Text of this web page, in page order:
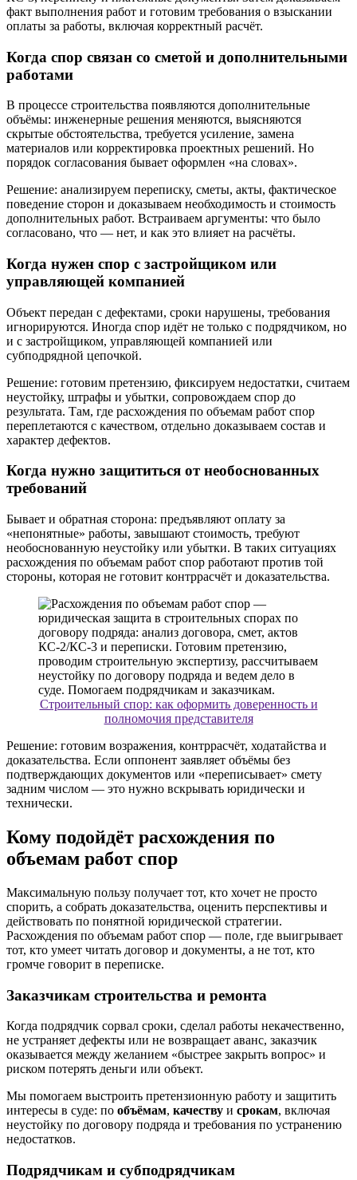
факт выполнения работ и готовим требования о взыскании
оплаты за работы, включая корректный расчёт.
Когда спор связан со сметой и дополнительными
работами
В процессе строительства появляются дополнительные
объёмы: инженерные решения меняются, выясняются
скрытые обстоятельства, требуется усиление, замена
материалов или корректировка проектных решений. Но
порядок согласования бывает оформлен «на словах».
Решение: анализируем переписку, сметы, акты, фактическое
поведение сторон и доказываем необходимость и стоимость
дополнительных работ. Встраиваем аргументы: что было
согласовано, что — нет, и как это влияет на расчёты.
Когда нужен спор с застройщиком или
управляющей компанией
Объект передан с дефектами, сроки нарушены, требования
игнорируются. Иногда спор идёт не только с подрядчиком, но
и с застройщиком, управляющей компанией или
субподрядной цепочкой.
Решение: готовим претензию, фиксируем недостатки, считаем
неустойку, штрафы и убытки, сопровождаем спор до
результата. Там, где расхождения по объемам работ спор
переплетаются с качеством, отдельно доказываем состав и
характер дефектов.
Когда нужно защититься от необоснованных
требований
Бывает и обратная сторона: предъявляют оплату за
«непонятные» работы, завышают стоимость, требуют
необоснованную неустойку или убытки. В таких ситуациях
расхождения по объемам работ спор работают против той
стороны, которая не готовит контррасчёт и доказательства.
Строительный спор: как оформить доверенность и
полномочия представителя
Решение: готовим возражения, контррасчёт, ходатайства и
доказательства. Если оппонент заявляет объёмы без
подтверждающих документов или «переписывает» смету
задним числом — это нужно вскрывать юридически и
технически.
Кому подойдёт расхождения по
объемам работ спор
Максимальную пользу получает тот, кто хочет не просто
спорить, а собрать доказательства, оценить перспективы и
действовать по понятной юридической стратегии.
Расхождения по объемам работ спор — поле, где выигрывает
тот, кто умеет читать договор и документы, а не тот, кто
громче говорит в переписке.
Заказчикам строительства и ремонта
Когда подрядчик сорвал сроки, сделал работы некачественно,
не устраняет дефекты или не возвращает аванс, заказчик
оказывается между желанием «быстрее закрыть вопрос» и
риском потерять деньги или объект.
Мы помогаем выстроить претензионную работу и защитить
интересы в суде: по объёмам, качеству и срокам, включая
неустойку по договору подряда и требования по устранению
недостатков.
Подрядчикам и субподрядчикам